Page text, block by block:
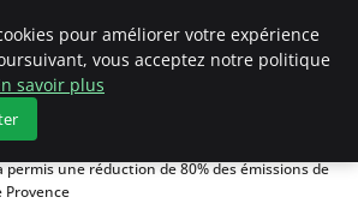
une réduction de 80% des émissions de
Provence
pour améliorer votre expérience
vous acceptez notre politique
savoir plus